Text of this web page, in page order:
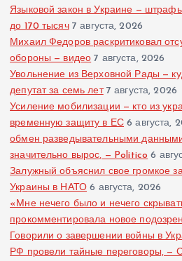
Языковой закон в Украине —
до 170 тысяч 7 августа, 2026
Михаил Федоров раскритиковал
обороны — видео 7 августа, 2026
Увольнение из Верховной Рады —
депутат за семь лет 7 августа, 2026
Усиление мобилизации — кто из
временную защиту в ЕС 6 августа,
обмен разведывательными
значительно вырос, — Politico 6
Залужный объяснил свое громкое
Украины в НАТО 6 августа, 2026
«Мне нечего было и нечего
прокомментировала новое
Говорили о завершении войны в
РФ провели тайные переговоры, —